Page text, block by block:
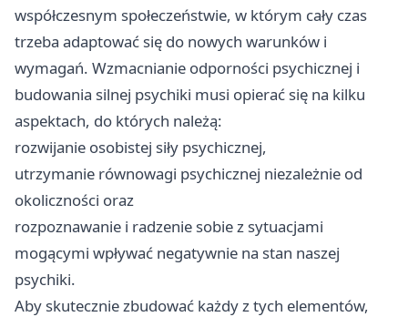
współczesnym społeczeństwie, w którym cały czas
trzeba adaptować się do nowych warunków i
wymagań. Wzmacnianie odporności psychicznej i
budowania silnej psychiki musi opierać się na kilku
aspektach, do których należą:
rozwijanie osobistej siły psychicznej,
utrzymanie równowagi psychicznej niezależnie od
okoliczności oraz
rozpoznawanie i radzenie sobie z sytuacjami
mogącymi wpływać negatywnie na stan naszej
psychiki.
Aby skutecznie zbudować każdy z tych elementów,